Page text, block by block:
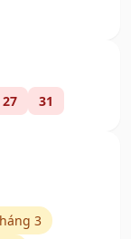
27 31
3